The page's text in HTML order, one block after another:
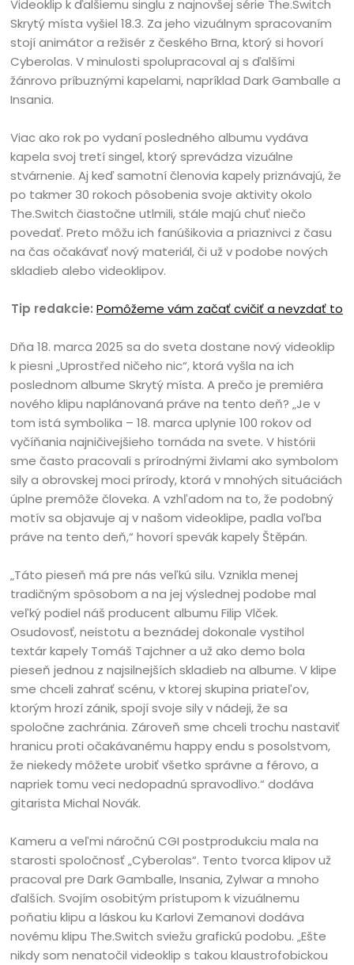
Videoklip k ďalšiemu singlu z najnovšej série The.Switch
Skrytý místa vyšiel 18.3. Za jeho vizuálnym spracovaním
stojí animátor a režisér z českého Brna, ktorý si hovorí
Cyberolas. V minulosti spolupracoval aj s ďalšími
žánrovo príbuznými kapelami, napríklad Dark Gamballe a
Insania.
Viac ako rok po vydaní posledného albumu vydáva
kapela svoj tretí singel, ktorý sprevádza vizuálne
stvárnenie. Aj keď samotní členovia kapely priznávajú, že
po takmer 30 rokoch pôsobenia svoje aktivity okolo
The.Switch čiastočne utlmili, stále majú chuť niečo
povedať. Preto môžu ich fanúšikovia a priaznivci z času
na čas očakávať nový materiál, či už v podobe nových
skladieb alebo videoklipov.
Tip redakcie: Pomôžeme vám začať cvičiť a nevzdať to
Dňa 18. marca 2025 sa do sveta dostane nový videoklip
k piesni „Uprostřed ničeho nic“, ktorá vyšla na ich
poslednom albume Skrytý místa. A prečo je premiéra
nového klipu naplánovaná práve na tento deň? „Je v
tom istá symbolika – 18. marca uplynie 100 rokov od
vyčíňania najničivejšieho tornáda na svete. V histórii
sme často pracovali s prírodnými živlami ako symbolom
sily a obrovskej moci prírody, ktorá v mnohých situáciách
úplne premôže človeka. A vzhľadom na to, že podobný
motív sa objavuje aj v našom videoklipe, padla voľba
práve na tento deň,“ hovorí spevák kapely Štěpán.
„Táto pieseň má pre nás veľkú silu. Vznikla menej
tradičným spôsobom a na jej výslednej podobe mal
veľký podiel náš producent albumu Filip Vlček.
Osudovosť, neistotu a beznádej dokonale vystihol
textár kapely Tomáš Tajchner a už ako demo bola
pieseň jednou z najsilnejších skladieb na albume. V klipe
sme chceli zahrať scénu, v ktorej skupina priateľov,
ktorým hrozí zánik, spojí svoje sily v nádeji, že sa
spoločne zachránia. Zároveň sme chceli trochu nastaviť
hranicu proti očakávanému happy endu s posolstvom,
že niekedy môžete urobiť všetko správne a férovo, a
napriek tomu veci nedopadnú spravodlivo.“ dodáva
gitarista Michal Novák.
Kameru a veľmi náročnú CGI postprodukciu mala na
starosti spoločnosť „Cyberolas“. Tento tvorca klipov už
pracoval pre Dark Gamballe, Insania, Zylwar a mnoho
ďalších. Svojím osobitým prístupom k vizuálnemu
poňatiu klipu a láskou ku Karlovi Zemanovi dodáva
novému klipu The.Switch sviežu grafickú podobu. „Ešte
nikdy som nenatočil videoklip s takou klaustrofobickou